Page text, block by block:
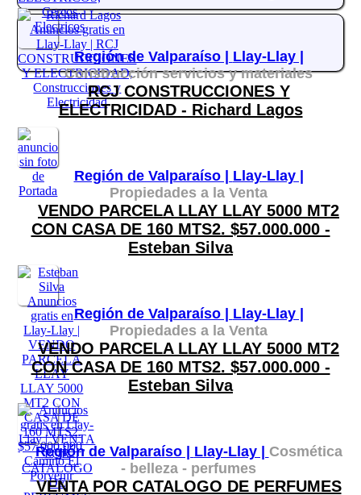
Región de Valparaíso | Llay-Llay |
Construcción servicios y materiales
RCJ CONSTRUCCIONES Y
ELECTRICIDAD - Richard Lagos
Región de Valparaíso | Llay-Llay |
Propiedades a la Venta
VENDO PARCELA LLAY LLAY 5000 MT2
CON CASA DE 160 MTS2. $57.000.000 -
Esteban Silva
Región de Valparaíso | Llay-Llay |
Propiedades a la Venta
VENDO PARCELA LLAY LLAY 5000 MT2
CON CASA DE 160 MTS2. $57.000.000 -
Esteban Silva
Región de Valparaíso | Llay-Llay | Cosmética
- belleza - perfumes
VENTA POR CATALOGO DE PERFUMES